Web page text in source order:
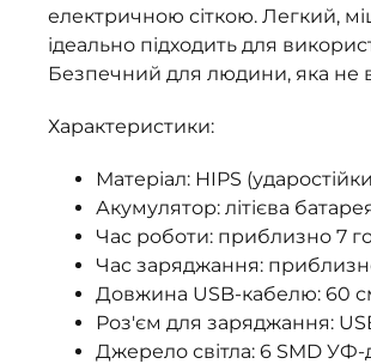
електричною сіткою. Легкий,
ідеально підходить для
Безпечний для людини, яка не
Характеристики:
Матеріал: HIPS
Акумулятор: літієва
Час роботи: приблизно 7
Час заряджання:
Довжина USB-кабелю: 60
Роз'єм для заряджання:
Джерело світла: 6 SMD УФ-